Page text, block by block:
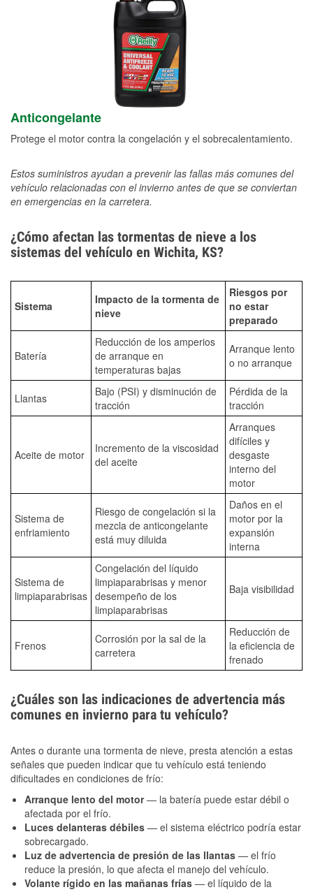
Anticongelante
Protege el motor contra la congelación y el sobrecalentamiento.
Estos suministros ayudan a prevenir las fallas más comunes del
vehículo relacionadas con el invierno antes de que se conviertan
en emergencias en la carretera.
¿Cómo afectan las tormentas de nieve a los
sistemas del vehículo en Wichita, KS?
Sistema
Impacto de la tormenta de
nieve
Riesgos por
no estar
preparado
Batería
Reducción de los amperios
de arranque en
temperaturas bajas
Arranque lento
o no arranque
Llantas
Bajo (PSI) y disminución de
tracción
Pérdida de la
tracción
Aceite de motor
Incremento de la viscosidad
del aceite
Arranques
difíciles y
desgaste
interno del
motor
Sistema de
enfriamiento
Riesgo de congelación si la
mezcla de anticongelante
está muy diluida
Daños en el
motor por la
expansión
interna
Sistema de
limpiaparabrisas
Congelación del líquido
limpiaparabrisas y menor
desempeño de los
limpiaparabrisas
Baja visibilidad
Frenos
Corrosión por la sal de la
carretera
Reducción de
la eficiencia de
frenado
¿Cuáles son las indicaciones de advertencia más
comunes en invierno para tu vehículo?
Antes o durante una tormenta de nieve, presta atención a estas
señales que pueden indicar que tu vehículo está teniendo
dificultades en condiciones de frío:
Arranque lento del motor— la batería puede estar débil o
afectada por el frío.
Luces delanteras débiles — el sistema eléctrico podría estar
sobrecargado.
Luz de advertencia de presión de las llantas — el frío
reduce la presión, lo que afecta el manejo del vehículo.
Volante rígido en las mañanas frías — el líquido de la